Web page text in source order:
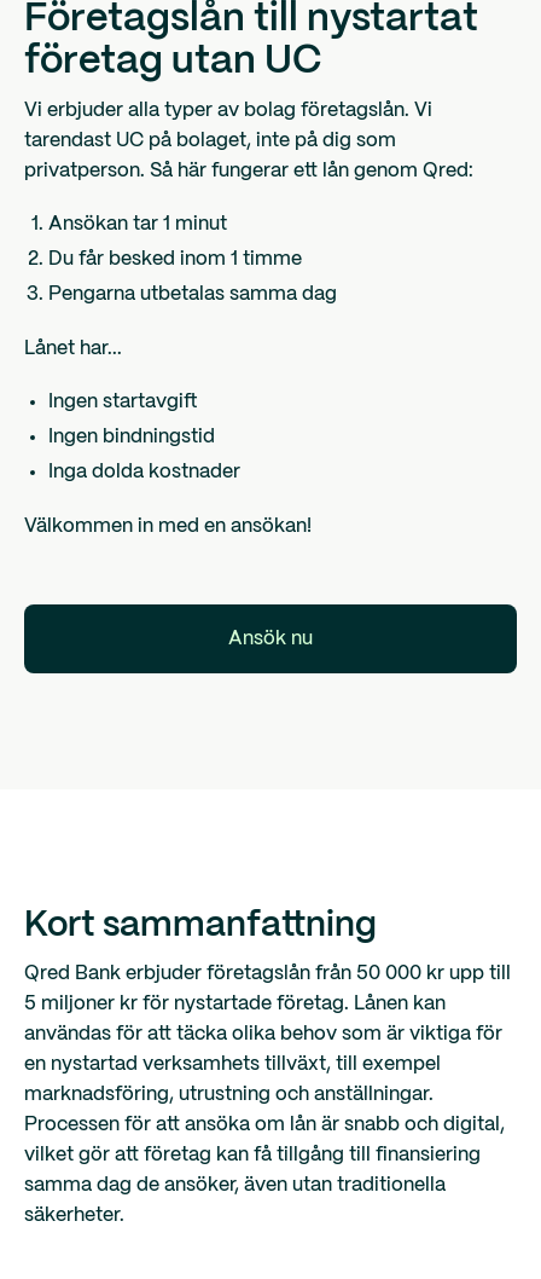
Företagslån till nystartat
företag utan UC
Vi erbjuder alla typer av bolag företagslån. Vi
tarendast UC på bolaget, inte på dig som
privatperson. Så här fungerar ett lån genom Qred:
Ansökan tar 1 minut
Du får besked inom 1 timme
Pengarna utbetalas samma dag
Lånet har...
Ingen startavgift
Ingen bindningstid
Inga dolda kostnader
Välkommen in med en ansökan!
Ansök nu
Kort sammanfattning
Qred Bank erbjuder företagslån från 50 000 kr upp till
5 miljoner kr för nystartade företag. Lånen kan
användas för att täcka olika behov som är viktiga för
en nystartad verksamhets tillväxt, till exempel
marknadsföring, utrustning och anställningar.
Processen för att ansöka om lån är snabb och digital,
vilket gör att företag kan få tillgång till finansiering
samma dag de ansöker, även utan traditionella
säkerheter.